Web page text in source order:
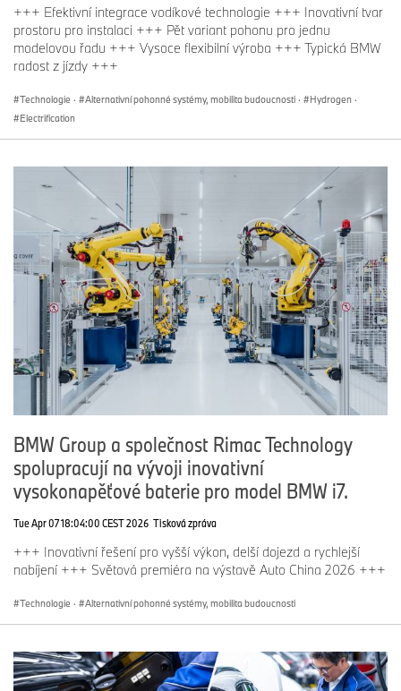
+++ Efektivní integrace vodíkové technologie +++ Inovativní tvar
prostoru pro instalaci +++ Pět variant pohonu pro jednu
modelovou řadu +++ Vysoce flexibilní výroba +++ Typická BMW
radost z jízdy +++
Technologie · Alternativní pohonné systémy, mobilita budoucnosti · Hydrogen ·
Electrification
BMW Group a společnost Rimac Technology
spolupracují na vývoji inovativní
vysokonapěťové baterie pro model BMW i7.
Tue Apr 07 18:04:00 CEST 2026 Tisková zpráva
+++ Inovativní řešení pro vyšší výkon, delší dojezd a rychlejší
nabíjení +++ Světová premiéra na výstavě Auto China 2026 +++
Technologie · Alternativní pohonné systémy, mobilita budoucnosti